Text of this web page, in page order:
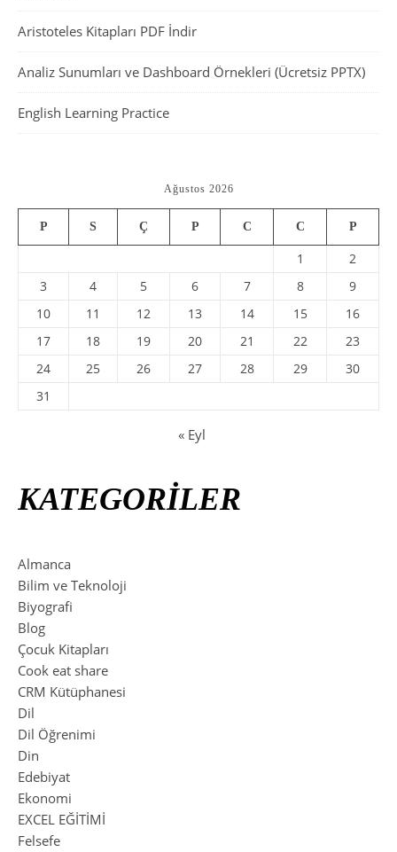
Aristoteles Kitapları PDF İndir
Analiz Sunumları ve Dashboard Örnekleri (Ücretsiz PPTX)
English Learning Practice
Ağustos 2026
P S Ç P C C P
1
2
3
4 5 6 7 8
9
10
11 12 13 14 15
16
17
18 19 20 21 22
23
24
25 26 27 28 29
30
31
« Eyl
KATEGORİLER
Almanca
Bilim ve Teknoloji
Biyografi
Blog
Çocuk Kitapları
Cook eat share
CRM Kütüphanesi
Dil
Dil Öğrenimi
Din
Edebiyat
Ekonomi
EXCEL EĞİTİMİ
Felsefe